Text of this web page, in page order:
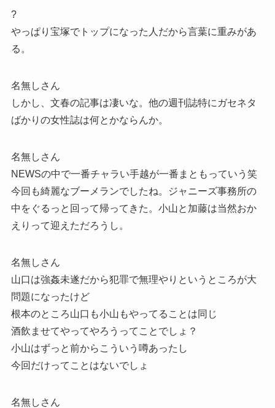
?
やっぱり宝塚でトップになった人だから言葉に重みがあ
る。
名無しさん
しかし、文春の記事は凄いな。他の週刊誌特にガセネタ
ばかりの女性誌は何とかならんか。
名無しさん
NEWSの中で一番チャラい手越が一番まともっていう笑
今回も綺麗なブーメランでしたね。ジャニーズ事務所の
中をぐるっと回って帰ってきた。小山と加藤は当然おか
えりって迎えただろうし。
名無しさん
山口は強姦未遂だから犯罪で無理やりというところが大
問題になったけど
根本のところ山口も小山もやってることは同じ
酒飲ませてやってやろうってことでしょ？
小山はずっと前からこういう噂あったし
今回だけってことはないでしょ
名無しさん